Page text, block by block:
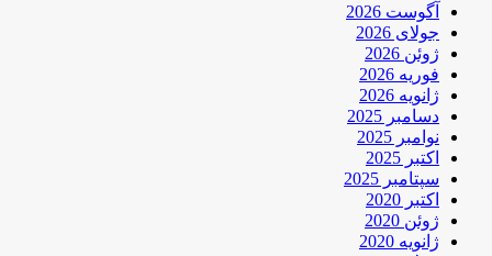
آگوست 2026
جولای 2026
ژوئن 2026
فوریه 2026
ژانویه 2026
دسامبر 2025
نوامبر 2025
اکتبر 2025
سپتامبر 2025
اکتبر 2020
ژوئن 2020
ژانویه 2020